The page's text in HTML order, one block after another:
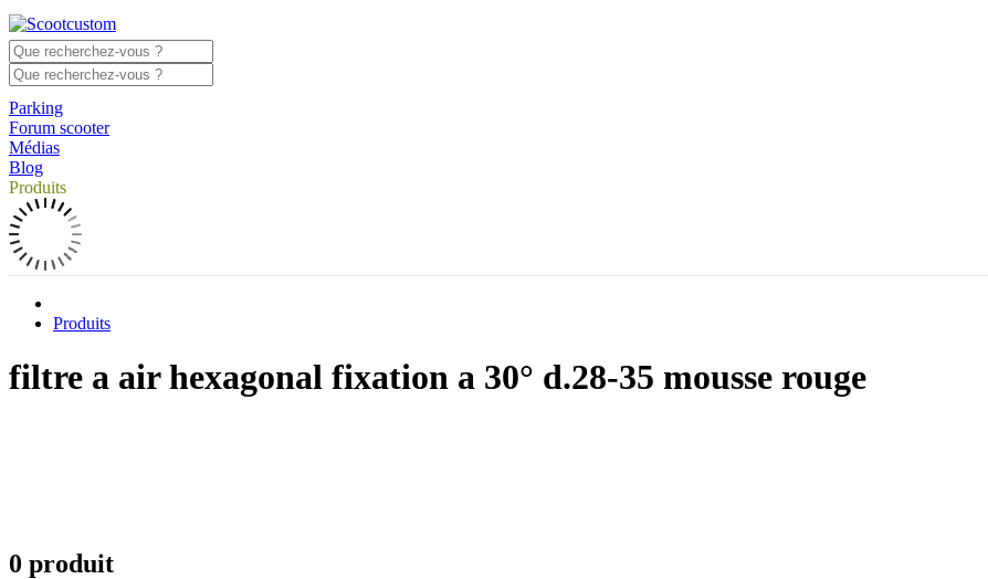
Parking
Forum scooter
Médias
Blog
Produits
Produits
filtre a air hexagonal fixation a 30° d.28-35 mousse rouge
0 produit